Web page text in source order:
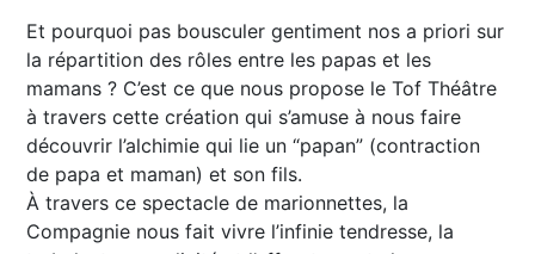
Et pourquoi pas bousculer gentiment nos a priori sur
la répartition des rôles entre les papas et les
mamans ? C’est ce que nous propose le Tof Théâtre
à travers cette création qui s’amuse à nous faire
découvrir l’alchimie qui lie un “papan” (contraction
de papa et maman) et son fils.
À travers ce spectacle de marionnettes, la
Compagnie nous fait vivre l’infinie tendresse, la